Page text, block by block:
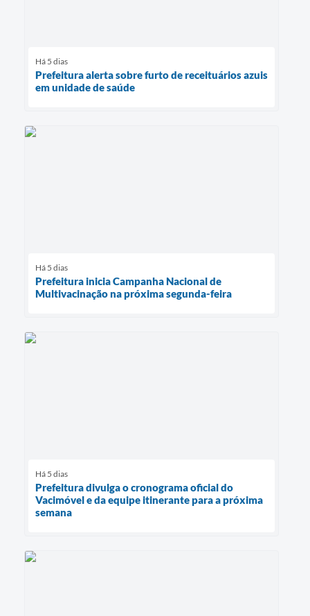
Há 5 dias
Prefeitura alerta sobre furto de receituários azuis
em unidade de saúde
Há 5 dias
Prefeitura inicia Campanha Nacional de
Multivacinação na próxima segunda-feira
Há 5 dias
Prefeitura divulga o cronograma oficial do
Vacimóvel e da equipe itinerante para a próxima
semana